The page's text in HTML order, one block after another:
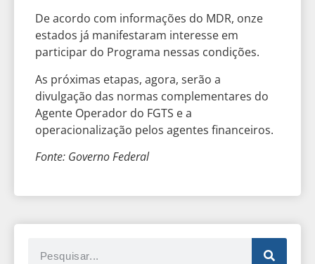
De acordo com informações do MDR, onze
estados já manifestaram interesse em
participar do Programa nessas condições.
As próximas etapas, agora, serão a
divulgação das normas complementares do
Agente Operador do FGTS e a
operacionalização pelos agentes financeiros.
Fonte: Governo Federal